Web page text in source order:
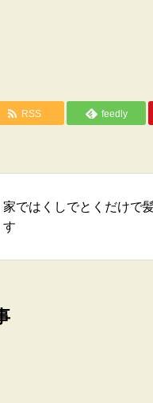
RSS feedly
家ではくしでとくだけで
す